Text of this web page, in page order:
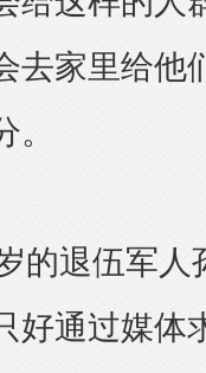
去家里给他
退伍军人
好通过媒体